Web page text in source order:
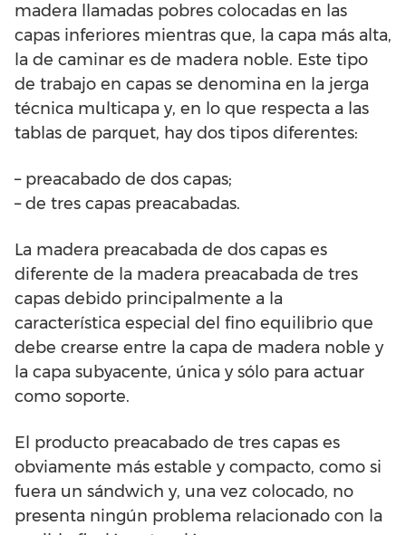
madera llamadas pobres colocadas en las
capas inferiores mientras que, la capa más alta,
la de caminar es de madera noble. Este tipo
de trabajo en capas se denomina en la jerga
técnica multicapa y, en lo que respecta a las
tablas de parquet, hay dos tipos diferentes:
– preacabado de dos capas;
– de tres capas preacabadas.
La madera preacabada de dos capas es
diferente de la madera preacabada de tres
capas debido principalmente a la
característica especial del fino equilibrio que
debe crearse entre la capa de madera noble y
la capa subyacente, única y sólo para actuar
como soporte.
El producto preacabado de tres capas es
obviamente más estable y compacto, como si
fuera un sándwich y, una vez colocado, no
presenta ningún problema relacionado con la